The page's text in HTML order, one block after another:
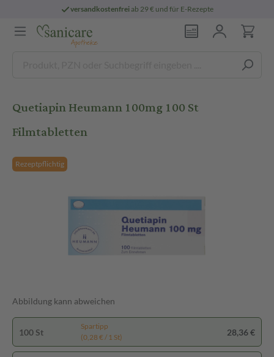
versandkostenfreiab 29 € und für E-Rezepte
Quetiapin Heumann 100mg 100 St
Filmtabletten
Rezeptpflichtig
Abbildung kann abweichen
100 St
Spartipp
(0,28 € / 1 St)
28,36 €